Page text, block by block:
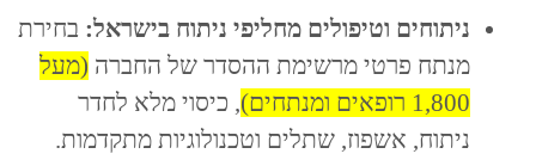
ניתוחים וטיפולים מחליפי ניתוח בישראל: בחירת
מנתח פרטי מרשימת ההסדר של החברה (מעל
1,800 רופאים ומנתחים)
, כיסוי מלא לחדר
ניתוח, אשפוז, שתלים וטכנולוגיות מתקדמות.